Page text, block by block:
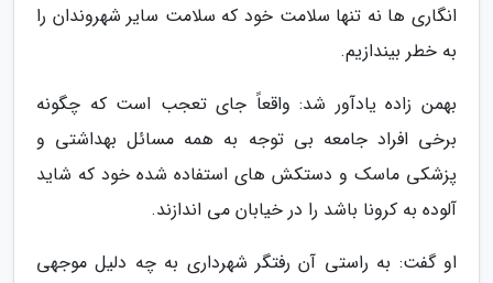
انگاری ها نه تنها سلامت خود که سلامت سایر شهروندان را
به خطر بیندازیم.
بهمن زاده یادآور شد: واقعاً جای تعجب است که چگونه
برخی افراد جامعه بی توجه به همه مسائل بهداشتی و
پزشکی ماسک و دستکش های استفاده شده خود که شاید
آلوده به کرونا باشد را در خیابان می اندازند.
او گفت: به راستی آن رفتگر شهرداری به چه دلیل موجهی